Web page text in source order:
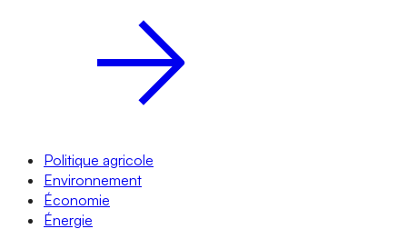
Politique agricole
Environnement
Économie
Énergie